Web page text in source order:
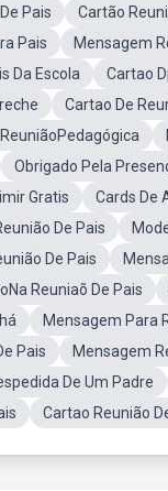
Pais
Cartão
Pais
Mensagem
Da Escola
Cartao
Cartao De
Obrigado Pela
Gratis
Cards De
De Pais
De Pais
Reuniaõ De Pais
Mensagem Para
Pais
Mensagem
De Um Padre
Cartao Reunião